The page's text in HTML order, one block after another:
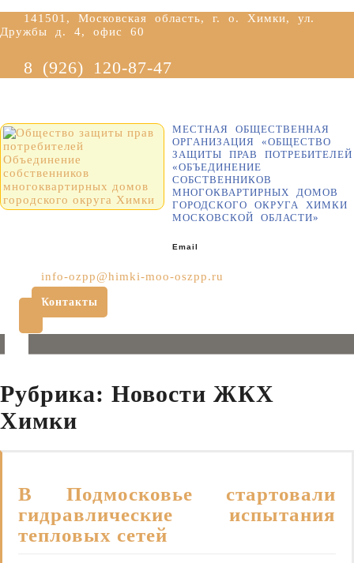
Перейти
к
141501, Московская область, г. о. Химки, ул.
Дружбы д. 4, офис 60
8 (926) 120-87-47
МЕСТНАЯ ОБЩЕСТВЕННАЯ
ОРГАНИЗАЦИЯ «ОБЩЕСТВО
ЗАЩИТЫ ПРАВ ПОТРЕБИТЕЛЕЙ
«ОБЪЕДИНЕНИЕ
СОБСТВЕННИКОВ
МНОГОКВАРТИРНЫХ ДОМОВ
ГОРОДСКОГО ОКРУГА ХИМКИ
МОСКОВСКОЙ ОБЛАСТИ»
Email
info-ozpp@himki-moo-oszpp.ru
Контакты
Кнопка
Рубрика: Новости ЖКХ
Химки
В Подмосковье стартовали
гидравлические испытания
тепловых сетей